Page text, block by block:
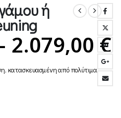
ή
2.079,00€
κατασκευασμένη από πολύτιμα